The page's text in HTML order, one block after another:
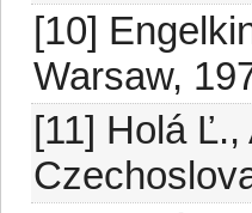
[10]
Warsaw,
[11] Holá